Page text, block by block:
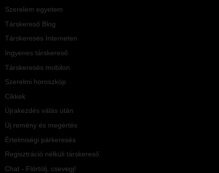
Szerelem egyetem
Társkereső Blog
Társkeresés Interneten
Ingyenes társkereső
Társkeresés mobilon
Szerelmi horoszkóp
Cikkek
Újrakezdés válás után
Új remény és megértés
Értelmiségi párkeresés
Regisztráció nélküli társkereső
Chat - Flörtölj, csevegj!